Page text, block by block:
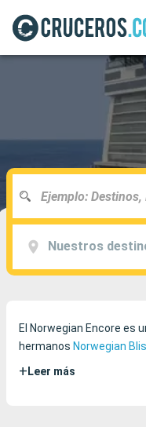
Nuestros
El Norwegian Encore es
hermanos Norwegian
+ Leer más